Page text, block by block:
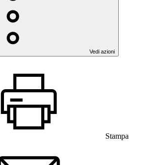
Vedi azioni
Stampa